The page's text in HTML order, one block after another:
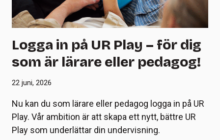
Logga in på UR Play – för dig
som är lärare eller pedagog!
22 juni, 2026
Nu kan du som lärare eller pedagog logga in på UR
Play. Vår ambition är att skapa ett nytt, bättre UR
Play som underlättar din undervisning.